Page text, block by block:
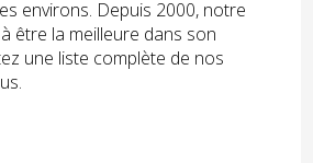
environs. Depuis 2000, notre
être la meilleure dans son
une liste complète de nos